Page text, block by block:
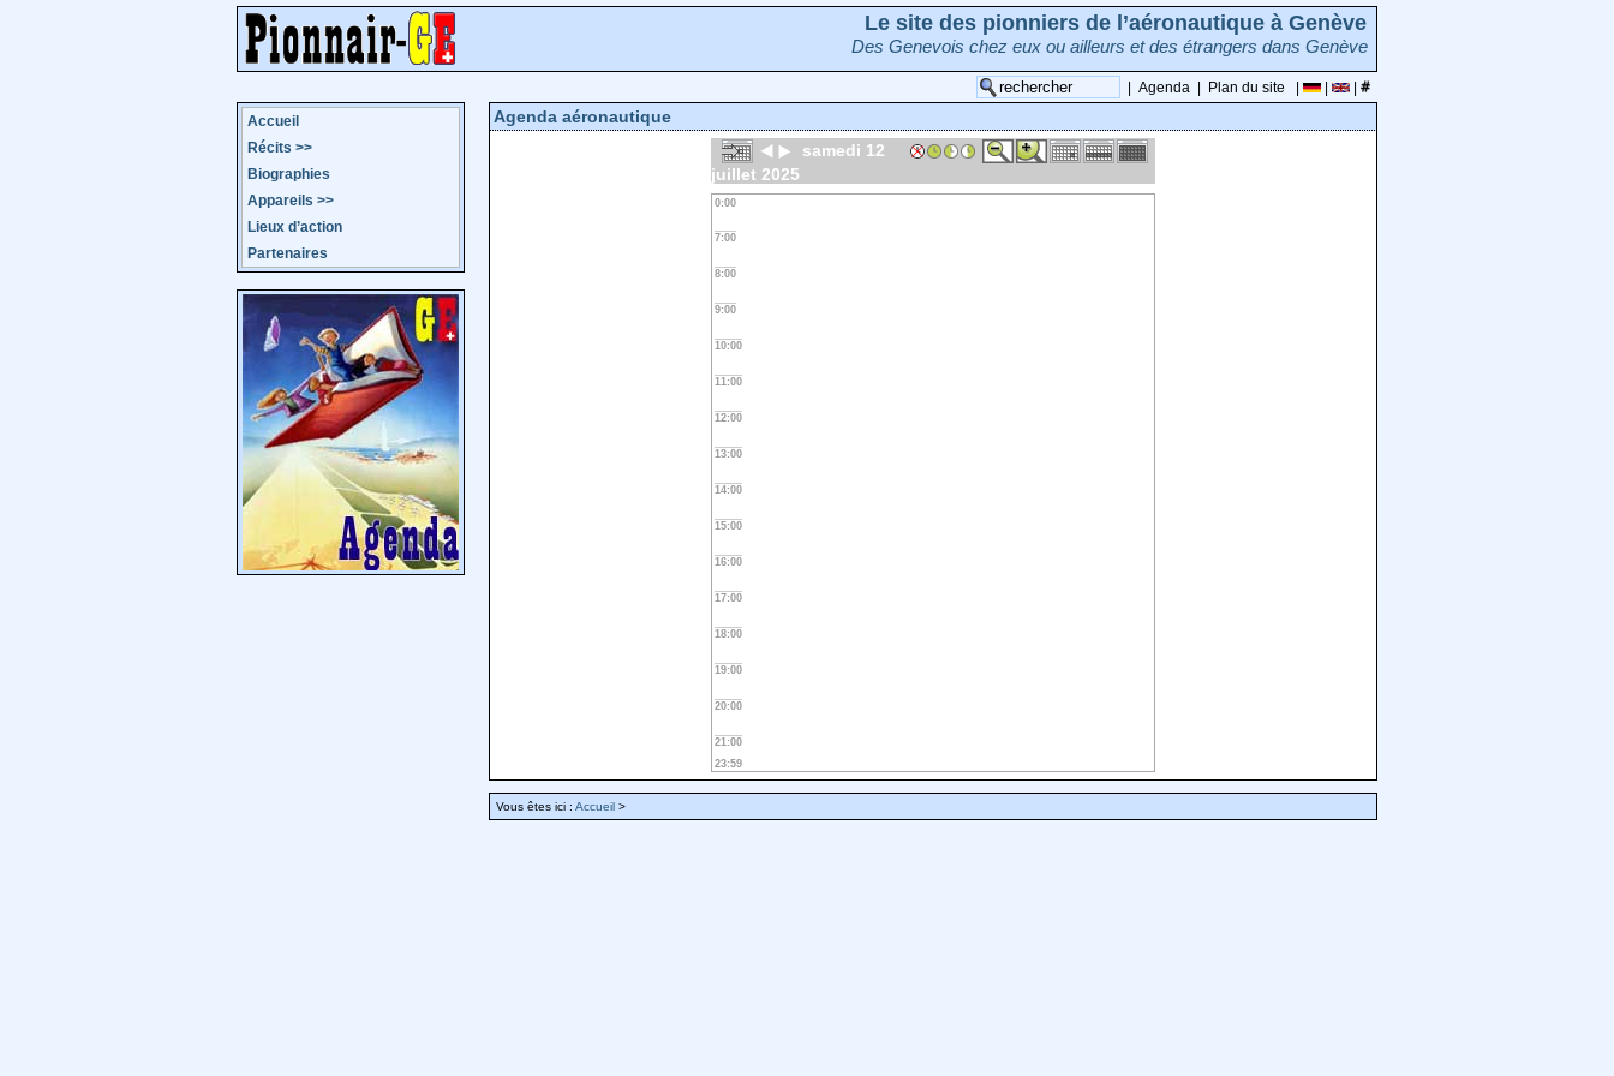
Le site des pionniers de l’aéronautique à Genève
Des Genevois chez eux ou ailleurs et des étrangers dans Genève
Agenda Plan du site
Accueil
Récits >>
Biographies
Appareils >>
Lieux d’action
Partenaires
Agenda aéronautique
samedi 12
juillet 2025
0:00
7:00
8:00
9:00
10:00
11:00
12:00
13:00
14:00
15:00
16:00
17:00
18:00
19:00
20:00
21:00
23:59
Vous êtes ici : Accueil >